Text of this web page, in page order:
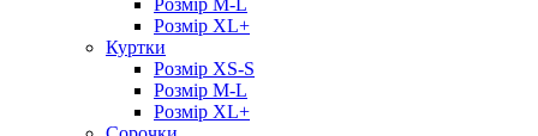
Розмір M-L
Розмір XL+
Куртки
Розмір XS-S
Розмір M-L
Розмір XL+